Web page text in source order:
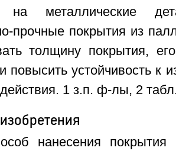
на металлические
прочные покрытия из
толщину покрытия,
повысить устойчивость к
1 з.п. ф-лы, 2
нанесения